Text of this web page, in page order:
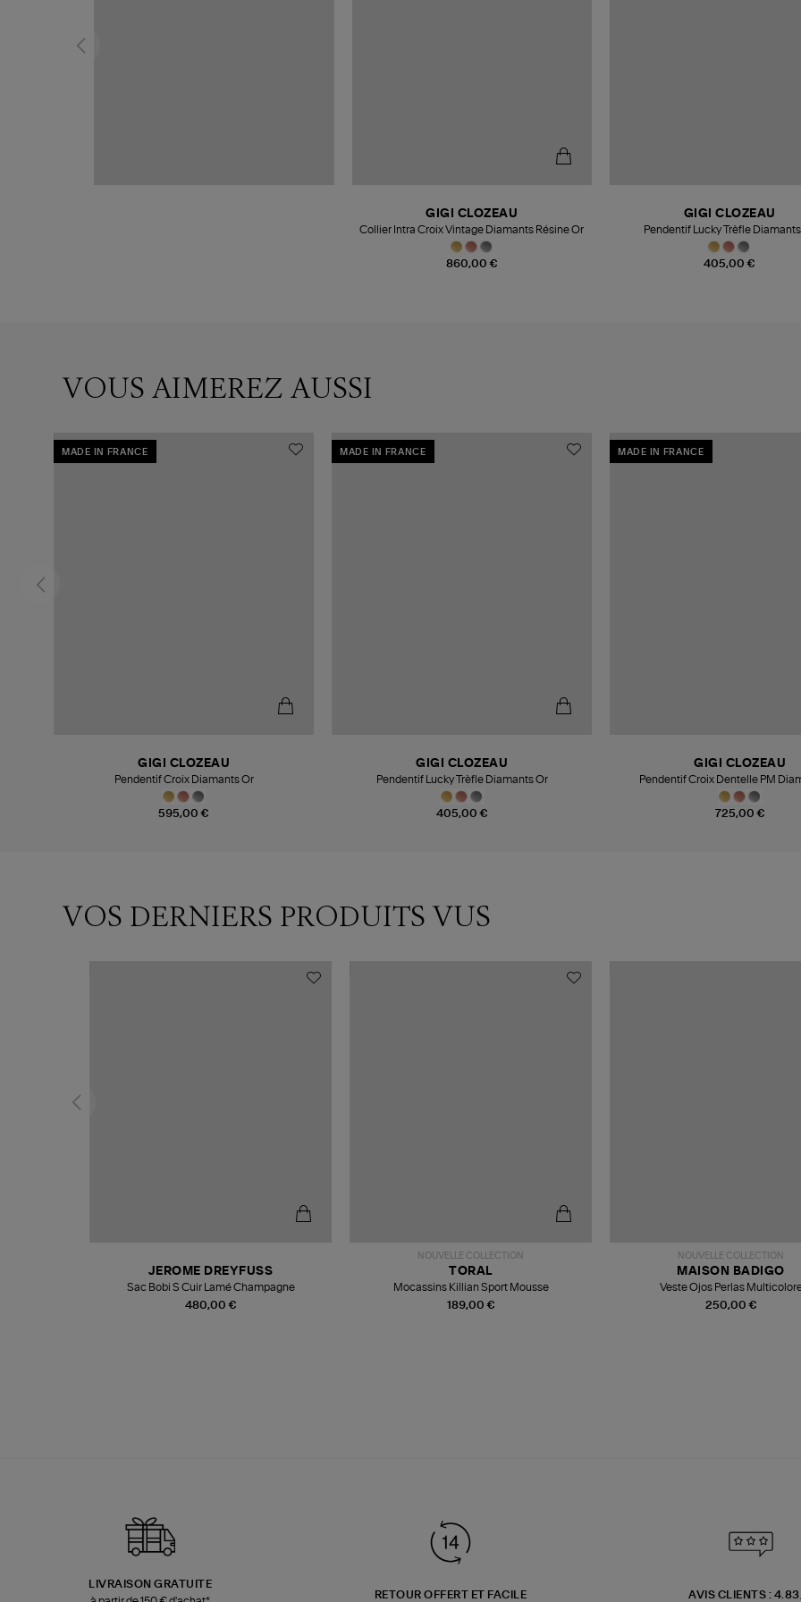
860,00 €
GIGI CLOZEAU
Collier Intra Croix Vintage Diamants Résine Or
405,00 €
GIGI CLOZEAU
Pendentif Lucky Trèfle
VOUS AIMEREZ AUSSI
MADE IN FRANCE
595,00 €
GIGI CLOZEAU
Pendentif Croix Diamants Or
MADE IN FRANCE
405,00 €
GIGI CLOZEAU
Pendentif Lucky Trèfle Diamants Or
MADE IN FRANCE
725,00 €
GIGI CLOZEAU
Pendentif Croix Dentelle PM
VOS DERNIERS PRODUITS VUS
480,00 €
JEROME DREYFUSS
Sac Bobi S Cuir Lamé Champagne
NOUVELLE COLLECTION
189,00 €
TORAL
Mocassins Killian Sport Mousse
NOUVELLE COLLECTION
250,00 €
MAISON BADIGO
Veste Ojos Perlas
LIVRAISON GRATUITE
RETOUR OFFERT ET FACILE AVIS CLIENTS :